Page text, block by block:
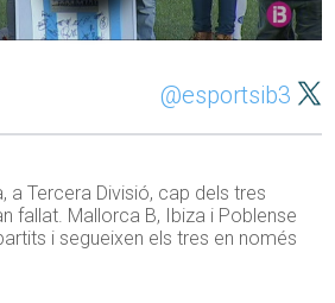
@esportsib3
a Tercera Divisió, cap dels tres
fallat. Mallorca B, Ibiza i Poblense
i segueixen els tres en només